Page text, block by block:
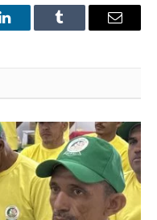
LinkedInTumblr Email